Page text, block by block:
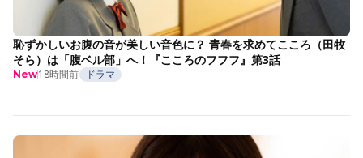
恥ずかしいお腹の音が美しい音色に？ 青春を求めてこころ（田牧
そら）は「腹ベル部」へ！『こころのフフフ』第3話
New18時間前 ドラマ